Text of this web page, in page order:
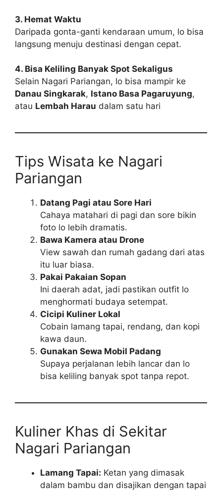
3. Hemat Waktu
Daripada gonta-ganti kendaraan umum, lo bisa
langsung menuju destinasi dengan cepat.
4. Bisa Keliling Banyak Spot Sekaligus
Selain Nagari Pariangan, lo bisa mampir ke
Danau Singkarak, Istano Basa Pagaruyung,
atau Lembah Harau dalam satu hari
Tips Wisata ke Nagari
Pariangan
Datang Pagi atau Sore Hari
Cahaya matahari di pagi dan sore bikin
foto lo lebih dramatis.
Bawa Kamera atau Drone
View sawah dan rumah gadang dari atas
itu luar biasa.
Pakai Pakaian Sopan
Ini daerah adat, jadi pastikan outfit lo
menghormati budaya setempat.
Cicipi Kuliner Lokal
Cobain lamang tapai, rendang, dan kopi
kawa daun.
Gunakan Sewa Mobil Padang
Supaya perjalanan lebih lancar dan lo
bisa keliling banyak spot tanpa repot.
Kuliner Khas di Sekitar
Nagari Pariangan
Lamang Tapai: Ketan yang dimasak
dalam bambu dan disajikan dengan tapai